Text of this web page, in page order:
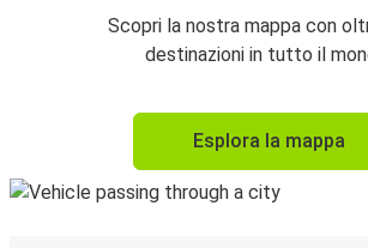
Scopri la nostra mappa con
destinazioni in tutto il
Esplora la mappa